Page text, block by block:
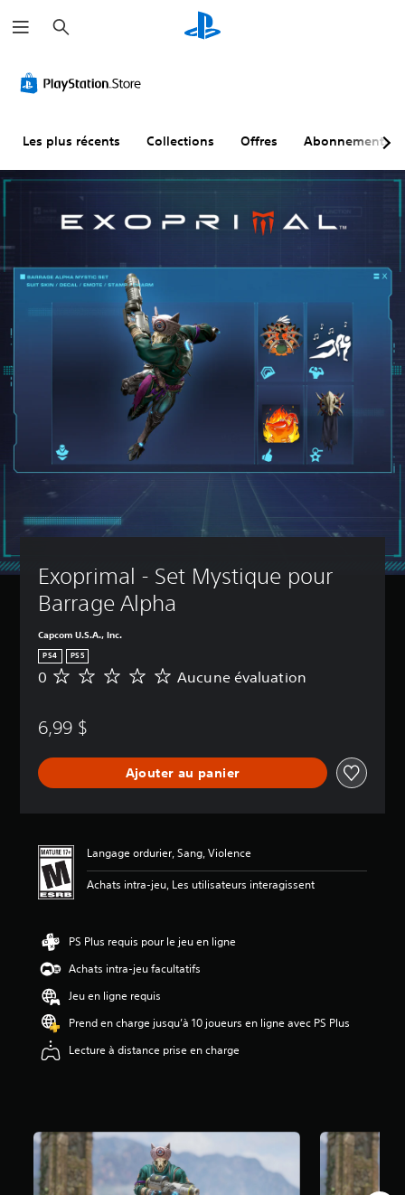
e
c
r
c
r
Les plus récents Collections Offres Abonnements
Exoprimal - Set Mystique pour
Barrage Alpha
Capcom U.S.A., Inc.
PS4 PS5
A
u
e
é
a
t
i
0 Aucune évaluation
6,99 $
Ajouter au panier
Langage ordurier, Sang, Violence
Achats intra-jeu, Les utilisateurs interagissent
PS Plus requis pour le jeu en ligne
Achats intra-jeu facultatifs
Jeu en ligne requis
Prend en charge jusqu’à 10 joueurs en ligne avec PS Plus
Lecture à distance prise en charge